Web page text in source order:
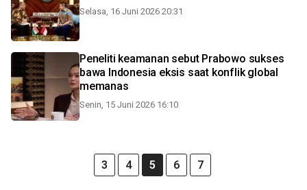
Selasa, 16 Juni 2026 20:31
Peneliti keamanan sebut Prabowo sukses
bawa Indonesia eksis saat konflik global
memanas
Senin, 15 Juni 2026 16:10
3 4 5 6 7